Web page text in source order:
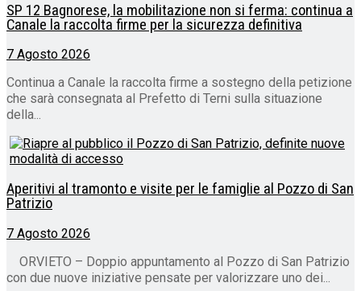
SP 12 Bagnorese, la mobilitazione non si ferma: continua a
Canale la raccolta firme per la sicurezza definitiva
7 Agosto 2026
Continua a Canale la raccolta firme a sostegno della petizione
che sarà consegnata al Prefetto di Terni sulla situazione
della...
Aperitivi al tramonto e visite per le famiglie al Pozzo di San
Patrizio
7 Agosto 2026
ORVIETO – Doppio appuntamento al Pozzo di San Patrizio
con due nuove iniziative pensate per valorizzare uno dei...